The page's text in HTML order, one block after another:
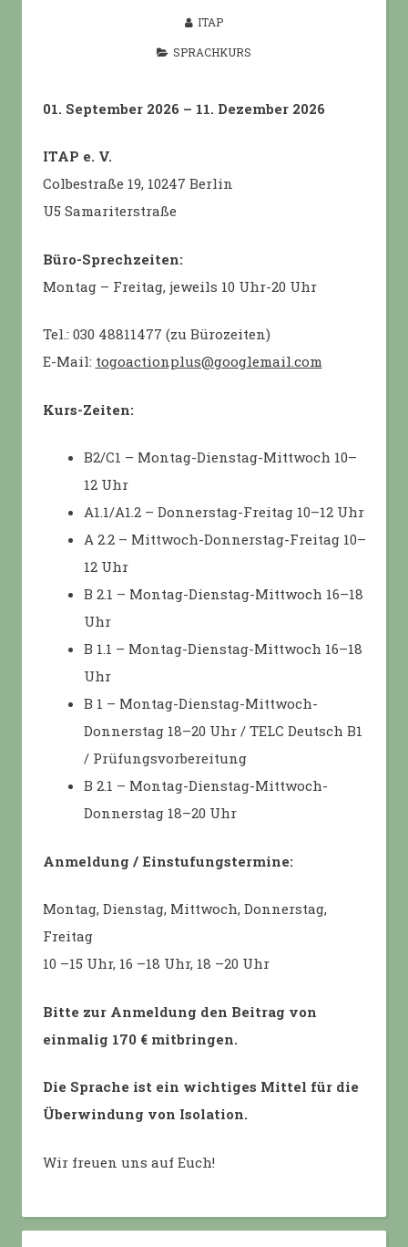
ITAP
SPRACHKURS
01. September 2026 – 11. Dezember 2026
ITAP e. V.
Colbestraße 19, 10247 Berlin
U5 Samariterstraße
Büro-Sprechzeiten:
Montag – Freitag, jeweils 10 Uhr-20 Uhr
Tel.: 030 48811477 (zu Bürozeiten)
E-Mail: togoactionplus@googlemail.com
Kurs-Zeiten:
B2/C1 – Montag-Dienstag-Mittwoch 10–
12 Uhr
A1.1/A1.2 – Donnerstag-Freitag 10–12 Uhr
A 2.2 – Mittwoch-Donnerstag-Freitag 10–
12 Uhr
B 2.1 – Montag-Dienstag-Mittwoch 16–18
Uhr
B 1.1 – Montag-Dienstag-Mittwoch 16–18
Uhr
B 1 – Montag-Dienstag-Mittwoch-
Donnerstag 18–20 Uhr / TELC Deutsch B1
/ Prüfungsvorbereitung
B 2.1 – Montag-Dienstag-Mittwoch-
Donnerstag 18–20 Uhr
Anmeldung / Einstufungstermine:
Montag, Dienstag, Mittwoch, Donnerstag,
Freitag
10 –15 Uhr, 16 –18 Uhr, 18 –20 Uhr
Bitte zur Anmeldung den Beitrag von
einmalig 170 € mitbringen.
Die Sprache ist ein wichtiges Mittel für die
Überwindung von Isolation.
Wir freuen uns auf Euch!